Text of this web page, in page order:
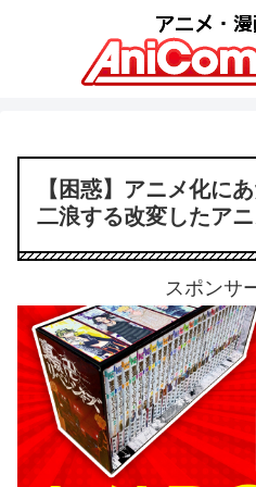
【困惑】アニメ化に
二浪する改変したア
スポンサ